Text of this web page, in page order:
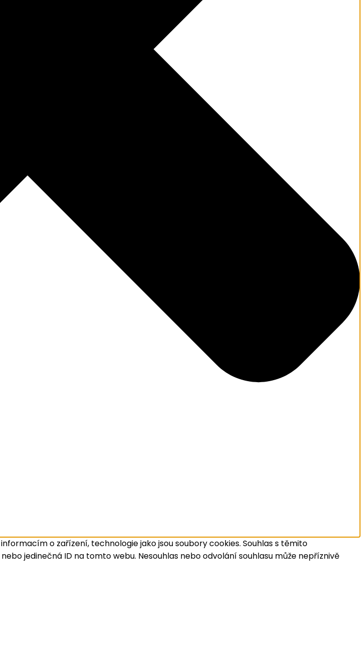
o zařízení, technologie jako jsou soubory cookies. Souhlas s těmito
jedinečná ID na tomto webu. Nesouhlas nebo odvolání souhlasu může nepříznivě